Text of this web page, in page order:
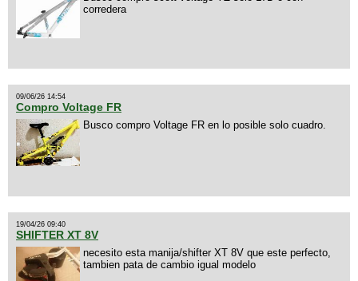
corredera
09/06/26 14:54
Compro Voltage FR
Busco compro Voltage FR en lo posible solo cuadro.
19/04/26 09:40
SHIFTER XT 8V
necesito esta manija/shifter XT 8V que este perfecto,
tambien pata de cambio igual modelo